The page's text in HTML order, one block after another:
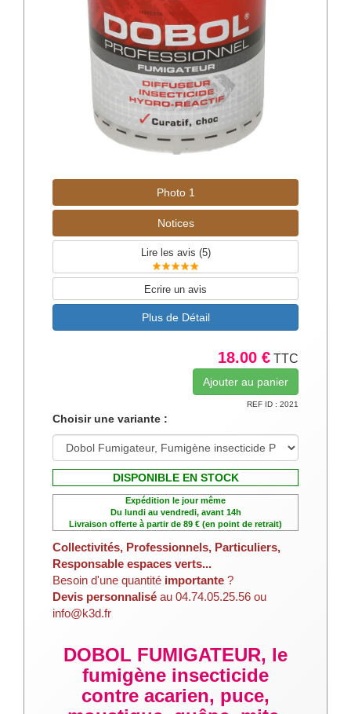
Photo 1
Notices
Lire les avis (5)
Ecrire un avis
Plus de Détail
18.00 € TTC
REF ID : 2021
Choisir une variante :
DISPONIBLE EN STOCK
Expédition le jour même
Du lundi au vendredi, avant 14h
Livraison offerte à partir de 89 € (en point de retrait)
Collectivités, Professionnels, Particuliers,
Responsable espaces verts...
Besoin d'une quantité importante ?
Devis personnalisé au 04.74.05.25.56 ou
info@k3d.fr
DOBOL FUMIGATEUR, le
fumigène insecticide
contre acarien, puce,